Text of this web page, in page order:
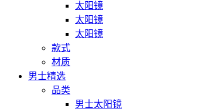
太阳镜
太阳镜
太阳镜
款式
材质
男士精选
品类
男士太阳镜